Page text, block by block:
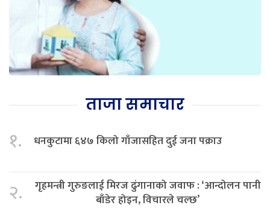
ताजा समाचार
१. धनकुटामा ६४७ किलो गाँजासहित दुई जना पक्राउ
२.
गृहमन्त्री गुरुङलाई मिरज ढुंगानाको जवाफ : ‘आन्दोलन पानी
बाँडेर होइन, विचारले चल्छ’